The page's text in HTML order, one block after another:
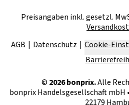
Preisangaben inkl. gesetzl.
AGB
Datenschutz Cookie-
© 2026bonprix.Alle
bonprix Handelsgesellschaft mbH •
22179